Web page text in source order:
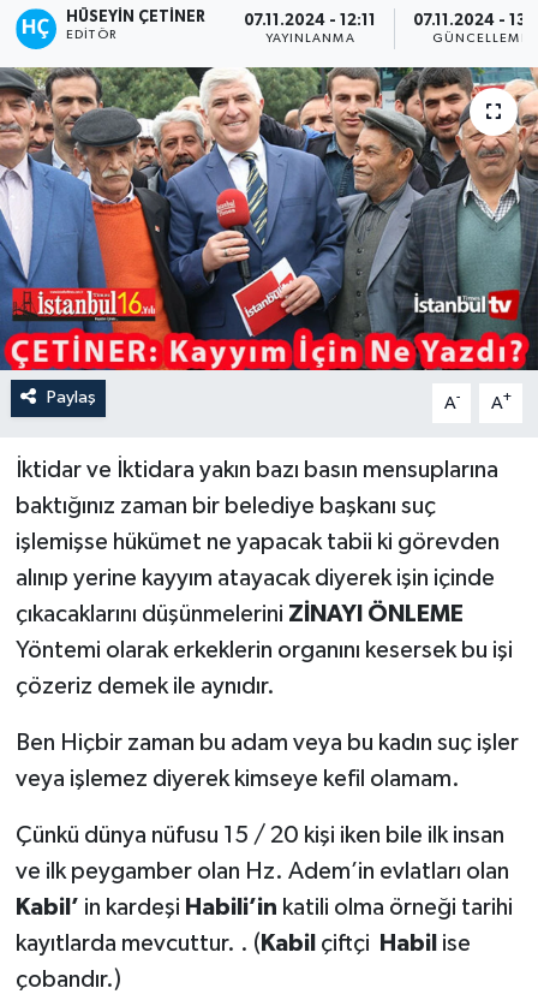
HÜSEYIN ÇETINER
EDITÖR
07.11.2024 - 12:11
YAYINLANMA
07.11.2024 -
GÜNCELLEME
Paylaş A- A+
İktidar ve İktidara yakın bazı basın mensuplarına
baktığınız zaman bir belediye başkanı suç
işlemişse hükümet ne yapacak tabii ki görevden
alınıp yerine kayyım atayacak diyerek işin içinde
çıkacaklarını düşünmelerini ZİNAYI ÖNLEME
Yöntemi olarak erkeklerin organını kesersek bu işi
çözeriz demek ile aynıdır.
Ben Hiçbir zaman bu adam veya bu kadın suç işler
veya işlemez diyerek kimseye kefil olamam.
Çünkü dünya nüfusu 15 / 20 kişi iken bile ilk insan
ve ilk peygamber olan Hz. Adem’in evlatları olan
Kabil’ in kardeşi Habili’in katili olma örneği tarihi
kayıtlarda mevcuttur. . ( Kabil çiftçi Habil ise
çobandır.)